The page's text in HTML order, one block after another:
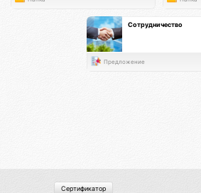
Сотрудничество
Предложение
Сертификатор